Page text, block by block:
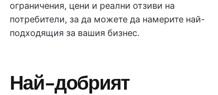
ограничения, цени и реални отзиви на
потребители, за да можете да намерите най-
подходящия за вашия бизнес.
Най-добрият